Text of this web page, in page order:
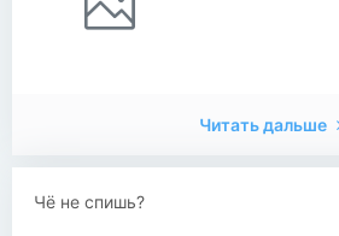
Читать дальше
Чё не спишь?